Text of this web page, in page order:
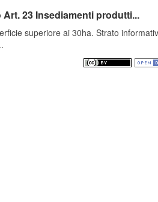
23 Insediamenti produtti...
superiore ai 30ha. Strato